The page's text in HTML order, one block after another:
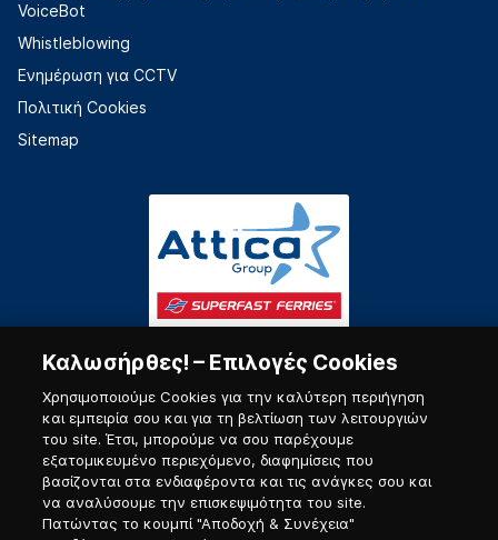
VoiceBot
Whistleblowing
Ενημέρωση για CCTV
Πολιτική Cookies
Sitemap
Πύλη Ναυτικού
Καλωσήρθες! – Επιλογές Cookies
Χρησιμοποιούμε Cookies για την καλύτερη περιήγηση
και εμπειρία σου και για τη βελτίωση των λειτουργιών
του site. Έτσι, μπορούμε να σου παρέχουμε
εξατομικευμένο περιεχόμενο, διαφημίσεις που
βασίζονται στα ενδιαφέροντα και τις ανάγκες σου και
να αναλύσουμε την επισκεψιμότητα του site.
Πατώντας το κουμπί "Αποδοχή & Συνέχεια"